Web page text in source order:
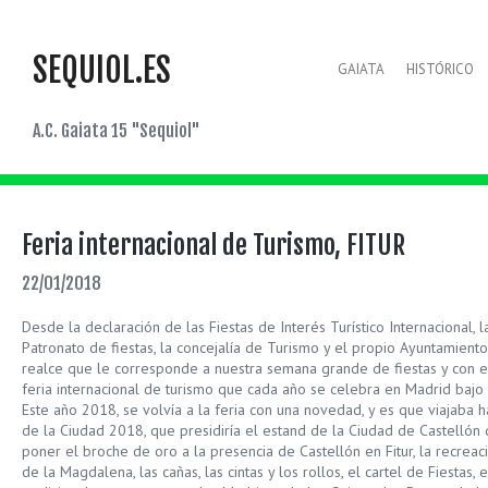
SEQUIOL.ES
A.C. Gaiata 15 "Sequiol"
GAIATA HISTÓRICO
Feria internacional de Turismo, FITUR
22/01/2018
Desde la declaración de las Fiestas de Interés Turístico Internacional,
Patronato de fiestas, la concejalía de Turismo y el propio
realce que le corresponde a nuestra semana grande de fiestas y con
feria internacional de turismo que cada año se celebra en Madrid bajo
Este año 2018, se volvía a la feria con una novedad, y es que viajaba
de la Ciudad 2018, que presidiría el estand de la Ciudad de
poner el broche de oro a la presencia de Castellón en Fitur, la
de la Magdalena, las cañas, las cintas y los rollos, el cartel de Fiestas,